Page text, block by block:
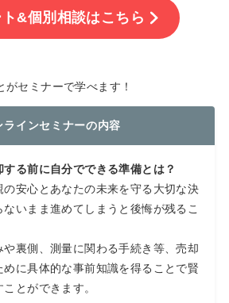
&個別相談はこちら
がセミナーで学べます！
ラインセミナーの内容
る前に自分でできる準備とは？
の安心とあなたの未来を守る大切な決
いまま進めてしまうと後悔が残るこ
裏側、測量に関わる手続き等、売却
に具体的な事前知識を得ることで賢
とができます。